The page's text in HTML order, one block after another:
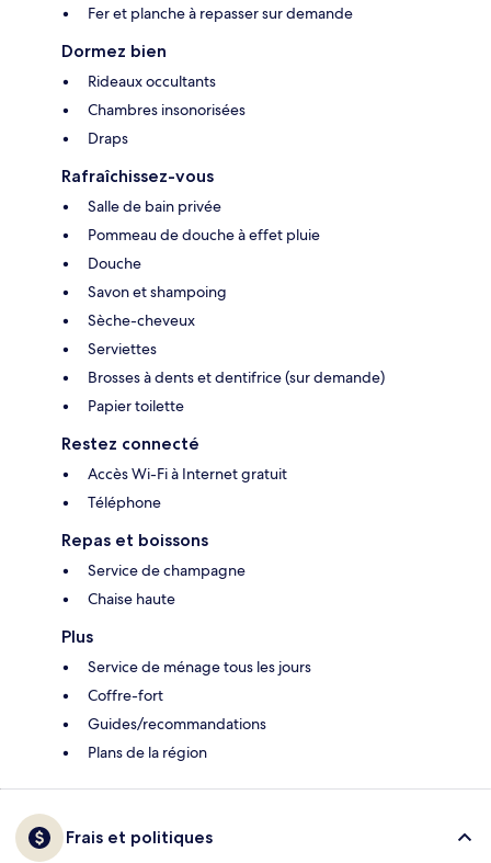
Fer et planche à repasser sur demande
Dormez bien
Rideaux occultants
Chambres insonorisées
Draps
Rafraîchissez-vous
Salle de bain privée
Pommeau de douche à effet pluie
Douche
Savon et shampoing
Sèche-cheveux
Serviettes
Brosses à dents et dentifrice (sur demande)
Papier toilette
Restez connecté
Accès Wi-Fi à Internet gratuit
Téléphone
Repas et boissons
Service de champagne
Chaise haute
Plus
Service de ménage tous les jours
Coffre-fort
Guides/recommandations
Plans de la région
Frais et politiques